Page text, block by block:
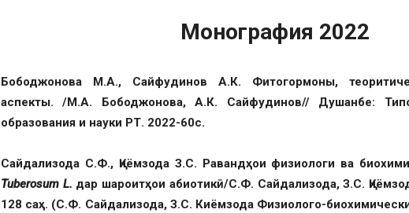
Монография 2022
Бободжонова М.А., Сайфудинов А.К. Фитогормоны,
аспекты. /М.А. Бободжонова, А.К. Сайфудинов// Душанбе:
образования и науки РТ. 2022-60с.
Сайдализода С.Ф., Қиёмзода З.С. Равандҳои физиологи ва
Tuberosum L. дар шароитҳои абиотикӣ/С.Ф. Сайдализода, З.С.
128 саҳ. (С.Ф. Сайдализода, З.С. Киёмзода Физиолого-